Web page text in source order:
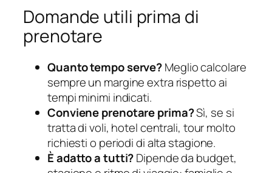
Domande utili prima di
prenotare
Quanto tempo serve?Meglio calcolare
sempre un margine extra rispetto ai
tempi minimi indicati.
Conviene prenotare prima?Sì, se si
tratta di voli, hotel centrali, tour molto
richiesti o periodi di alta stagione.
È adatto a tutti?Dipende da budget,